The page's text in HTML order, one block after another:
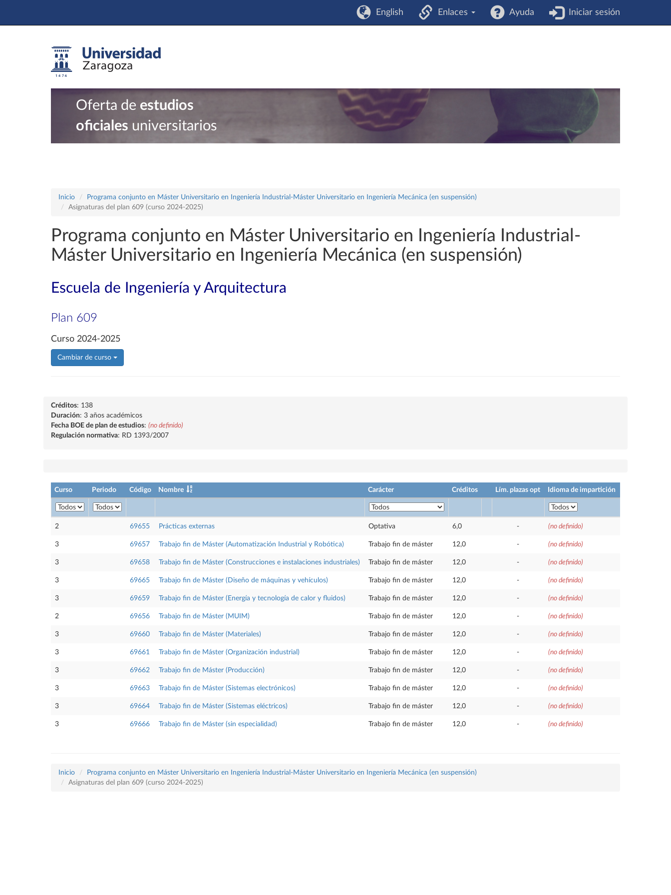
English Enlaces Ayuda Iniciar sesión
Oferta de estudios
oficiales universitarios
Inicio
Programa conjunto en Máster Universitario en Ingeniería Industrial-Máster Universitario en Ingeniería Mecánica (en suspensión)
Asignaturas del plan 609 (curso 2024-2025)
Programa conjunto en Máster Universitario en Ingeniería Industrial-
Máster Universitario en Ingeniería Mecánica (en suspensión)
Escuela de Ingeniería y Arquitectura
Plan 609
Curso 2024-2025
Cambiar de curso
Créditos: 138
Duración: 3 años académicos
Fecha BOE de plan de estudios: (no definido)
Regulación normativa: RD 1393/2007
Curso Periodo Código Nombre Carácter Créditos Lím. plazas opt Idioma de impartición
2 69655 Prácticas externas Optativa 6,0 - (no definido)
3 69657 Trabajo fin de Máster (Automatización Industrial y Robótica) Trabajo fin de máster 12,0 - (no definido)
3 69658 Trabajo fin de Máster (Construcciones e instalaciones industriales) Trabajo fin de máster 12,0 - (no definido)
3 69665 Trabajo fin de Máster (Diseño de máquinas y vehículos) Trabajo fin de máster 12,0 - (no definido)
3 69659 Trabajo fin de Máster (Energía y tecnología de calor y fluidos) Trabajo fin de máster 12,0 - (no definido)
2 69656 Trabajo fin de Máster (MUIM) Trabajo fin de máster 12,0 - (no definido)
3 69660 Trabajo fin de Máster (Materiales) Trabajo fin de máster 12,0 - (no definido)
3 69661 Trabajo fin de Máster (Organización industrial) Trabajo fin de máster 12,0 - (no definido)
3 69662 Trabajo fin de Máster (Producción) Trabajo fin de máster 12,0 - (no definido)
3 69663 Trabajo fin de Máster (Sistemas electrónicos) Trabajo fin de máster 12,0 - (no definido)
3 69664 Trabajo fin de Máster (Sistemas eléctricos) Trabajo fin de máster 12,0 - (no definido)
3 69666 Trabajo fin de Máster (sin especialidad) Trabajo fin de máster 12,0 - (no definido)
Inicio
Programa conjunto en Máster Universitario en Ingeniería Industrial-Máster Universitario en Ingeniería Mecánica (en suspensión)
Asignaturas del plan 609 (curso 2024-2025)